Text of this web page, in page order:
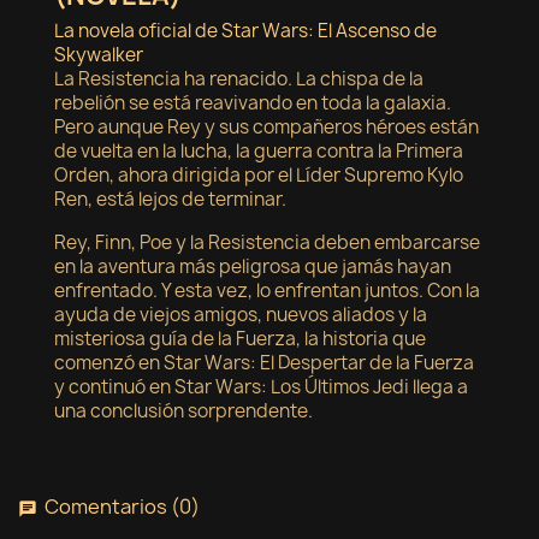
La novela oficial de Star Wars: El Ascenso de
Skywalker
La Resistencia ha renacido. La chispa de la
rebelión se está reavivando en toda la galaxia.
Pero aunque Rey y sus compañeros héroes están
de vuelta en la lucha, la guerra contra la Primera
Orden, ahora dirigida por el Líder Supremo Kylo
Ren, está lejos de terminar.
Rey, Finn, Poe y la Resistencia deben embarcarse
en la aventura más peligrosa que jamás hayan
enfrentado. Y esta vez, lo enfrentan juntos. Con la
ayuda de viejos amigos, nuevos aliados y la
misteriosa guía de la Fuerza, la historia que
comenzó en Star Wars: El Despertar de la Fuerza
y continuó en Star Wars: Los Últimos Jedi llega a
una conclusión sorprendente.
chat Comentarios (0)